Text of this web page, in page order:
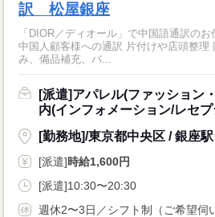
訳 松屋銀座
「DIOR／ディオール」で中国語通訳の
中国人顧客様への通訳 片付けや店頭整理
み、備品補充、バ...
[派遣]アパレル(ファッション
内(インフォメーション/レセ
[勤務地]/東京都中央区 / 銀座駅
[派遣]時給1,600円
[派遣]10:30〜20:30
週休2〜3日／シフト制（ご希望伺